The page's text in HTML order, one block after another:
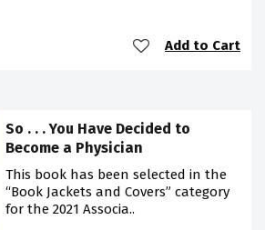
Add to Cart
So . . . You Have Decided to
Become a Physician
This book has been selected in the
“Book Jackets and Covers” category
for the 2021 Associa..